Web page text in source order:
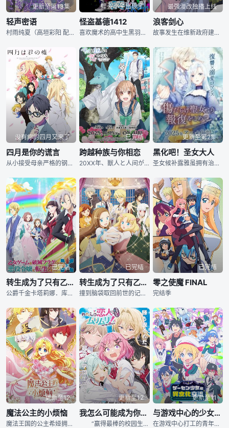
更新至第13集
轻声密语
村雨纯夏（高垣彩阳 配音）是一个成绩优异运动万能的高材生，然而，这样完美的她却掩藏了一个惊人的秘密，她所喜欢的人，居然是从中学时代就是好友的风间汐（高本惠 配音）。由于小小的自卑感，纯夏将这样的感
怪盗小子出现了
怪盗基德1412
喜欢魔术的高中生黑羽快斗。父亲是天才魔术师，但也有世界大盗怪盗基德这一不为人知的一面。然而，他的父亲因魔术中的意外事故而去世了。自那8年后，快斗意外得知了父亲背后的一面，怀疑他非因事故而死，而是被什么人所杀害的。为了解除这个疑惑，快斗身着礼帽和白色斗篷，继承了父亲的轨迹，成为了怪盗基德。
最强漫改独播上线
浪客剑心
故事发生在维新政府建立之后的幕末时代。在一个小村庄里，生活着一位个性正直的少女神谷薰。村里有个名叫比留间五兵卫的男人，自称“拔刀斋”而到处作恶，阿薰为阻止五兵卫手持竹刀与之拼命，但却不是他的对手。五兵卫手起刀落，眼看阿薰性命难保，千钧一发之际，一位俊秀的红发剑士救下了她。 救下阿薰的剑心拿的是无法杀人的逆刃刀，却说自己就是杀人无数的“斩人拔刀斋”。阿薰对剑心产生了兴趣，她很想了解剑心的过去，想知道剑心为什么不再杀人，也希望剑心结束流浪生活，在自家的神谷道场安家，用剑去实现保护受苦受难之人的愿望……
没有你的四月又来了
四月是你的谎言
从小接受母亲严格的钢琴训练，并在各种音乐比赛上获胜的“神童”——有马公生，11岁那年因为母亲去世，他从此变得听不见钢琴的声音，因而放弃了弹奏钢琴。国中三年级时，在青梅竹马椿的引见下，公生认识了与他同年级的小提琴手——宫园薰，并于一场比赛中被薰自由奔放的演奏风格所吸引。自此，公生的日常生活开始有了改变。
已完结
跨越种族与你相恋
20XX年、獣人と人间が共存する町に住む高校生・朝霞万理のクラスに、獣人の特例生としてやってきた飞高繋。万理は、初めて接する獣人という存在に戸惑いながらも、クラスメイトとして一绪に过ごすうち、优しくて
更新至第2集
黑化吧！圣女大人
圣女候补露雅虽拥有治愈能力，却会将患者的伤害及病痛一并转移到自己身上来治愈他人，只要每次使用治愈能力就会跟着带来等同患者的疼痛与苦楚，更因此被人嘲讽她是缺陷圣女，尽管如此仍旧无悔牺牲奉献。直到有一日她
已完结
转生成为了只有乙女游戏破灭Flag的邪恶大小姐 第二季
公爵千金卡塔莉娜．库莱耶思因为头被石头撞到而回想起了前世的记忆。这里是她生前沉迷的女性向游戏「FORTUNE LOVER」的世界，而自己则是妨碍游戏主角恋情的坏人大小姐！游戏中为卡塔莉娜准备的结局，.
已完结
转生成为了只有乙女游戏破灭Flag的邪恶大小姐
撞到脑袋取回前世的记忆后，我发现自己转生成了公爵千金。咦，等一下！这里不是前世我玩过的女性向游戏吗?而且，我居然还是专门妨碍女主角的反派千金卡塔丽娜!?结局就只有被流放到国外或者死两者之一!?...
已完结
零之使魔 FINAL
完结季
更新至12
魔法公主的小烦恼
魔法王国的公主希娅拥有独特的宝石眼，她发现自己的梦境似乎能预言未来——在十八岁生日当天，她被卷入一场惊天阴谋，父亲险些因黑魔法丧命，自己也被放逐远方。随着希娅长大，命运中的人物相继出现，内敛冷酷的父王
更新至12
我怎么可能成为你的恋人，不行不行！(※不是不可能！？)
“赢得最棒的校园生活吧！”甘织怜子为了改变孤僻的初中生活，决心以全新形象开启高中生活。然而，由于天性内向，她无法完全适应理想中的“活跃型校园生活”，几乎喘不过气来。 她身边的人物包括：现役模特、完美无缺的美少女——王冢真唯；温柔天使般的女孩——濑名紫阳花；冷酷帅气的黑发美人——琴纱月；活泼开朗的气氛制造者——小柳香穗。 为了接近这些令人憧憬的人，甘织怜子每天努力着。原本如此，直到——“我好像喜欢上你了……”“等等！朋友关系去哪了？” 朋友？恋人？在摇摆的感情之中，少女们笑着、烦恼着、
更新至11
与游戏中心的少女异文化交流的故事
在游戏中心打工的青年草壁莲司，偶然目睹了一幕：情人节当天，一位英国少女莉莉独自一人沉迷于抓娃娃机。无论尝试多少次，她始终无法抓到奖品，眼看着要落泪的她，让莲司忍不住伸出援手。在成功抓到娃娃后，莉莉几天后送给莲司一张意想不到的信息卡——“Be My Valentine!”（请做我的恋人！）这是与一位可爱而天真烂漫的英国少女的邂逅，一个因误会而起的异文化交流故事，就此在游戏中心展开！